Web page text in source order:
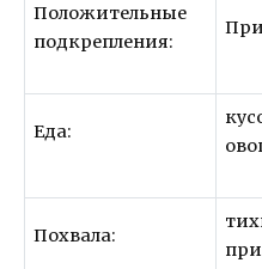
Положительные
подкрепления:
Еда:
Похвала: